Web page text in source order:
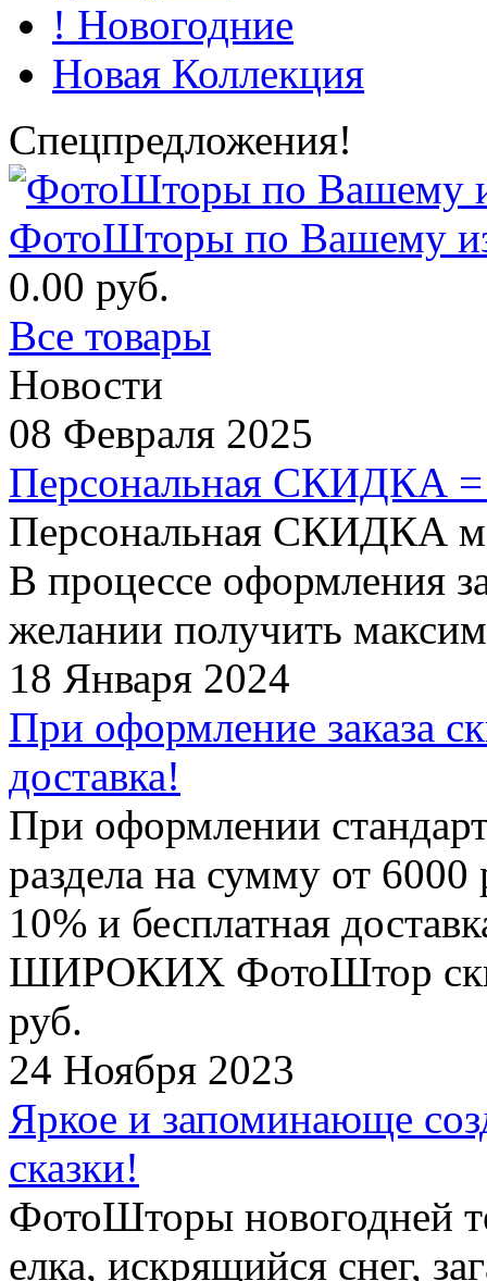
! Новогодние
Новая Коллекция
Спецпредложения!
ФотоШторы по Вашему
0.00 руб.
Все товары
Новости
08 Февраля 2025
Персональная СКИДКА
Персональная СКИДКА
В процессе оформления
желании получить
18 Января 2024
При оформление заказа
доставка!
При оформлении
раздела на сумму от 6000
10% и бесплатная
ШИРОКИХ ФотоШтор
руб.
24 Ноября 2023
Яркое и запоминающе
сказки!
ФотоШторы новогодней
елка, искрящийся снег,